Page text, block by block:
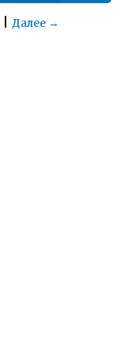
Далее →